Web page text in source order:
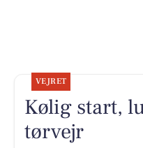
VEJRET
Kølig start,
tørvejr